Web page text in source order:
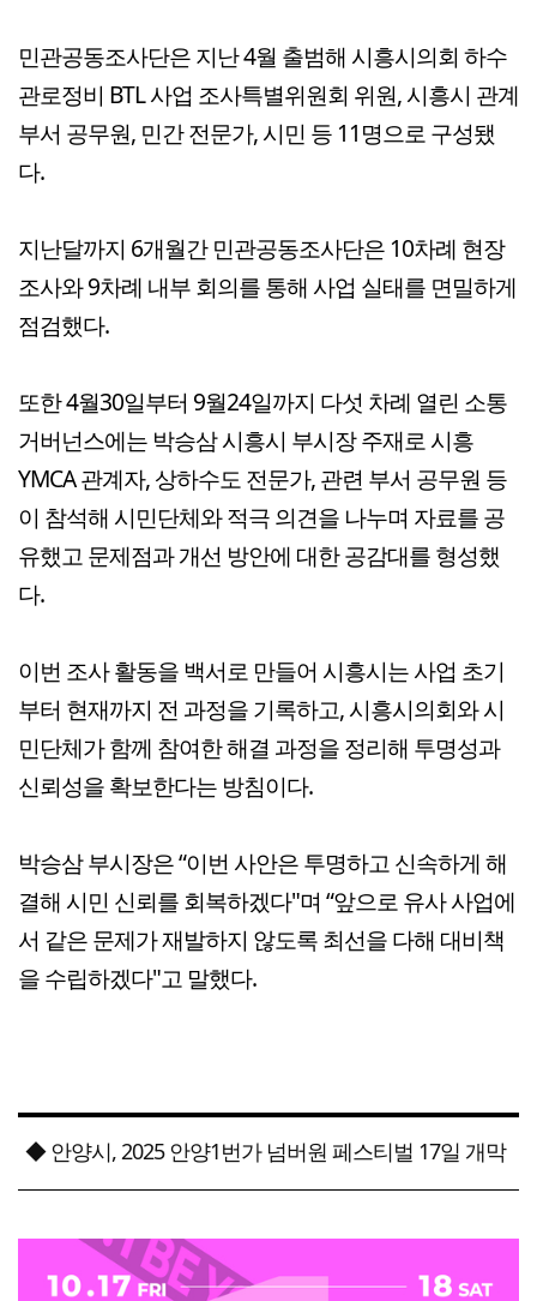
민관공동조사단은 지난 4월 출범해 시흥시의회 하수
관로정비 BTL 사업 조사특별위원회 위원, 시흥시 관계
부서 공무원, 민간 전문가, 시민 등 11명으로 구성됐
다.
지난달까지 6개월간 민관공동조사단은 10차례 현장
조사와 9차례 내부 회의를 통해 사업 실태를 면밀하게
점검했다.
또한 4월30일부터 9월24일까지 다섯 차례 열린 소통
거버넌스에는 박승삼 시흥시 부시장 주재로 시흥
YMCA 관계자, 상하수도 전문가, 관련 부서 공무원 등
이 참석해 시민단체와 적극 의견을 나누며 자료를 공
유했고 문제점과 개선 방안에 대한 공감대를 형성했
다.
이번 조사 활동을 백서로 만들어 시흥시는 사업 초기
부터 현재까지 전 과정을 기록하고, 시흥시의회와 시
민단체가 함께 참여한 해결 과정을 정리해 투명성과
신뢰성을 확보한다는 방침이다.
박승삼 부시장은 “이번 사안은 투명하고 신속하게 해
결해 시민 신뢰를 회복하겠다"며 “앞으로 유사 사업에
서 같은 문제가 재발하지 않도록 최선을 다해 대비책
을 수립하겠다"고 말했다.
◆ 안양시, 2025 안양1번가 넘버원 페스티벌 17일 개막